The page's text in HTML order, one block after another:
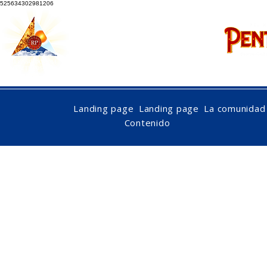
525634302981206
Landing page Landing page La comunidad
Contenido